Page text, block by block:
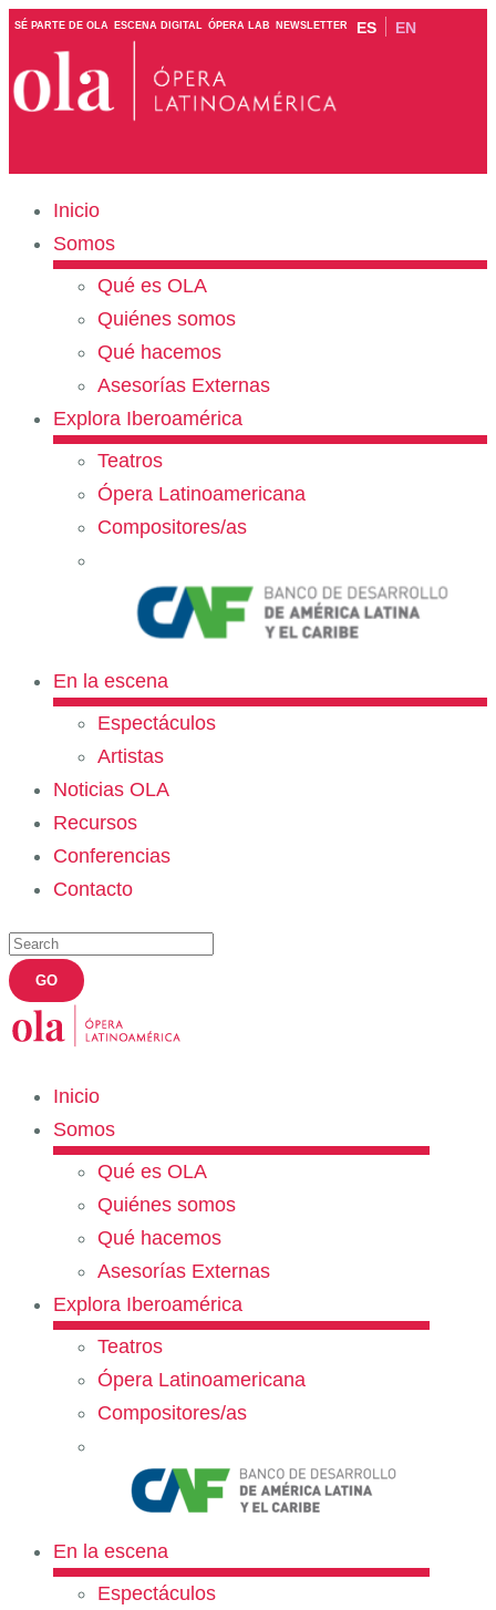
SÉ PARTE DE OLA ESCENA DIGITAL ÓPERA LAB NEWSLETTER ES EN
Inicio
Somos
Qué es OLA
Quiénes somos
Qué hacemos
Asesorías Externas
Explora Iberoamérica
Teatros
Ópera Latinoamericana
Compositores/as
En la escena
Espectáculos
Artistas
Noticias OLA
Recursos
Conferencias
Contacto
Inicio
Somos
Qué es OLA
Quiénes somos
Qué hacemos
Asesorías Externas
Explora Iberoamérica
Teatros
Ópera Latinoamericana
Compositores/as
En la escena
Espectáculos